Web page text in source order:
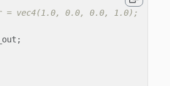
= vec4(1.0, 0.0, 0.0, 1.0);
;